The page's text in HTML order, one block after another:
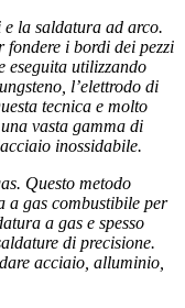
la saldatura ad arco.
fondere i bordi dei pezzi
eseguita utilizzando
l’elettrodo di
tecnica e molto
vasta gamma di
inossidabile.
Questo metodo
a gas combustibile per
a gas e spesso
di precisione.
acciaio, alluminio,